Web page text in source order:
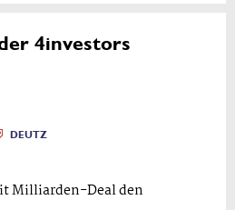
4investors
DEUTZ
Milliarden-Deal den